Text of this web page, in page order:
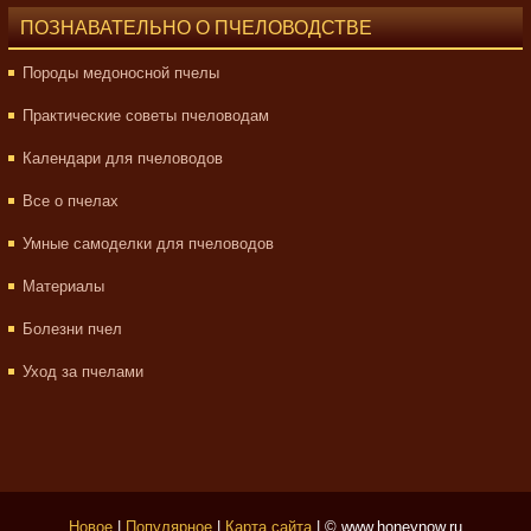
ПОЗНАВАТЕЛЬНО О ПЧЕЛОВОДСТВЕ
Породы медоносной пчелы
Практические советы пчеловодам
Календари для пчеловодов
Все о пчелах
Умные самоделки для пчеловодов
Материалы
Болезни пчел
Уход за пчелами
Новое Популярное Карта сайта | © www.honeynow.ru